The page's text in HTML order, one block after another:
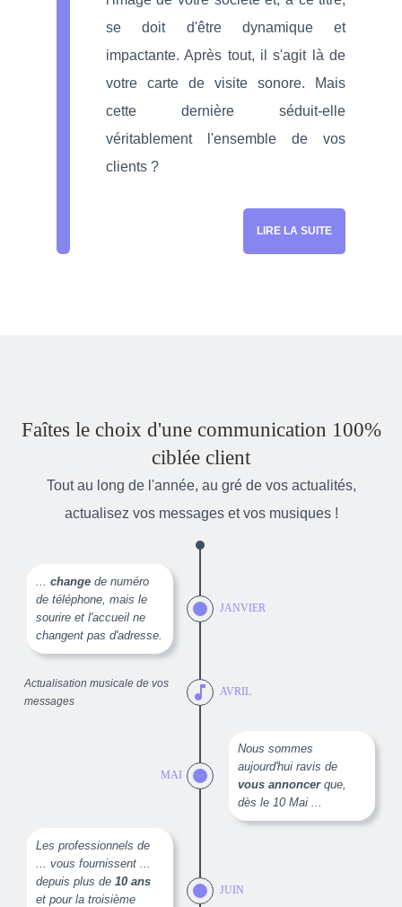
se doit d'être dynamique et
impactante. Après tout, il s'agit là de
votre carte de visite sonore. Mais
cette dernière séduit-elle
véritablement l'ensemble de vos
clients ?
LIRE LA SUITE
Faîtes le choix d'une communication 100%
ciblée client
Tout au long de l'année, au gré de vos actualités,
actualisez vos messages et vos musiques !
...change de numéro
de téléphone, mais le
sourire et l'accueil ne
changent pas d'adresse.
JANVIER
Actualisation musicale de vos
messages
music_note AVRIL
MAI
Nous sommes
aujourd'hui ravis de
vous annoncerque,
dès le 10 Mai ...
Les professionnels de
... vous fournissent ...
depuis plus de10 ans
et pour la troisième
JUIN